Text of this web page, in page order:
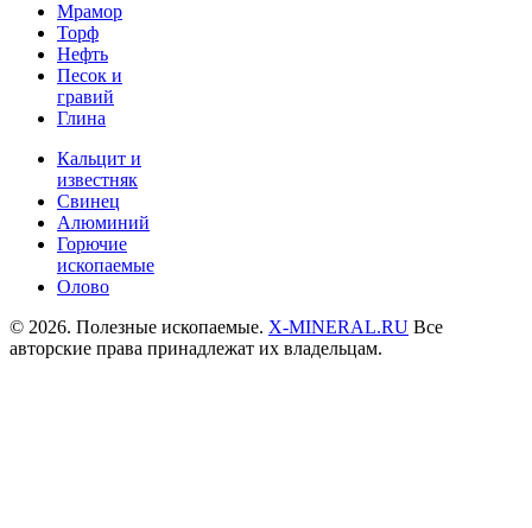
Мрамор
Торф
Нефть
Песок и
гравий
Глина
Кальцит и
известняк
Свинец
Алюминий
Горючие
ископаемые
Олово
© 2026. Полезные ископаемые. X-MINERAL.RU Все
авторские права принадлежат их владельцам.